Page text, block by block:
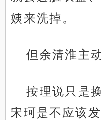
姨来洗掉。
但余清淮主
按理说只是
宋珂是不应该